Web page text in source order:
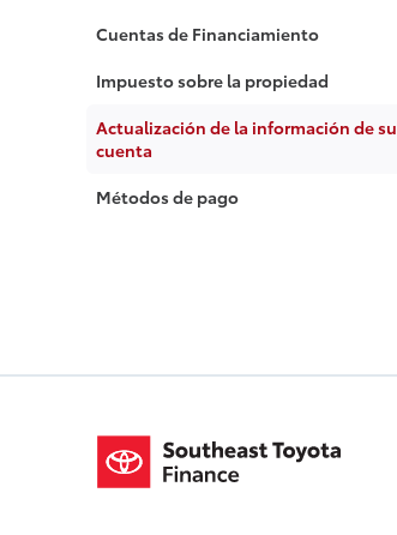
Cuentas de Financiamiento
Impuesto sobre la propiedad
Actualización de la información de su
cuenta
Métodos de pago